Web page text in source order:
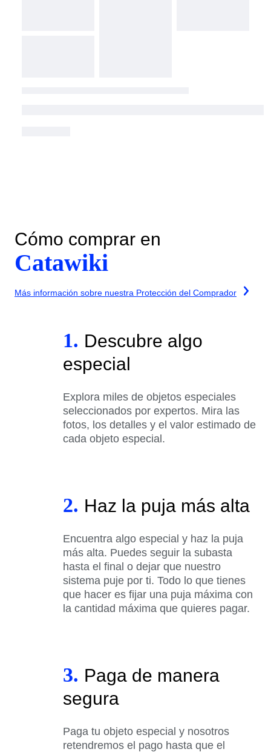
Cómo comprar en
Catawiki
Más información sobre nuestra Protección del Comprador
1. Descubre algo
especial
Explora miles de objetos especiales
seleccionados por expertos. Mira las
fotos, los detalles y el valor estimado de
cada objeto especial.
2. Haz la puja más alta
Encuentra algo especial y haz la puja
más alta. Puedes seguir la subasta
hasta el final o dejar que nuestro
sistema puje por ti. Todo lo que tienes
que hacer es fijar una puja máxima con
la cantidad máxima que quieres pagar.
3. Paga de manera
segura
Paga tu objeto especial y nosotros
retendremos el pago hasta que el